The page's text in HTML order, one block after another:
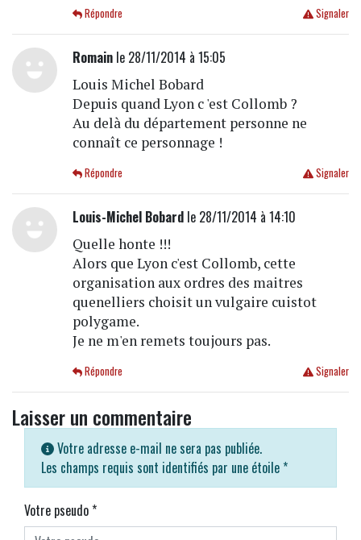
Signaler
Répondre
Romainle 28/11/2014 à 15:05
Louis Michel Bobard
Depuis quand Lyon c 'est Collomb ?
Au delà du département personne ne
connaît ce personnage !
Signaler
Répondre
Louis-Michel Bobardle 28/11/2014 à 14:10
Quelle honte !!!
Alors que Lyon c'est Collomb, cette
organisation aux ordres des maitres
quenelliers choisit un vulgaire cuistot
polygame.
Je ne m'en remets toujours pas.
Signaler
Répondre
Laisser un commentaire
Votre adresse e-mail ne sera pas publiée.
Les champs requis sont identifiés par une étoile *
Votre pseudo*